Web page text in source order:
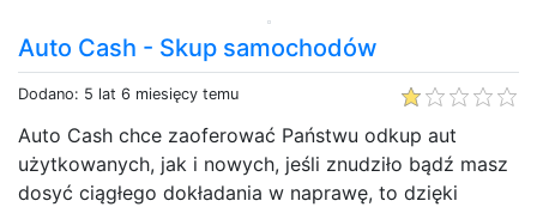
Auto Cash - Skup samochodów
Dodano: 5 lat 6 miesięcy temu
Auto Cash chce zaoferować Państwu odkup aut
użytkowanych, jak i nowych, jeśli znudziło bądź masz
dosyć ciągłego dokładania w naprawę, to dzięki